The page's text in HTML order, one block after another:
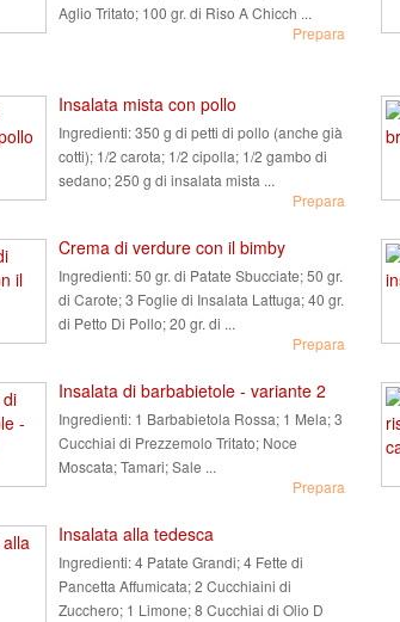
Aglio Tritato; 100 gr. di Riso A Chicch ...
Prepara
Insalata mista con pollo
Ingredienti:350 g di petti di pollo (anche già
cotti); 1/2 carota; 1/2 cipolla; 1/2 gambo di
sedano; 250 g di insalata mista ...
Prepara
Crema di verdure con il bimby
Ingredienti:50 gr. di Patate Sbucciate; 50 gr.
di Carote; 3 Foglie di Insalata Lattuga; 40 gr.
di Petto Di Pollo; 20 gr. di ...
Prepara
Insalata di barbabietole - variante 2
Ingredienti: 1 Barbabietola Rossa; 1 Mela; 3
Cucchiai di Prezzemolo Tritato; Noce
Moscata; Tamari; Sale ...
Prepara
Insalata alla tedesca
Ingredienti:4 Patate Grandi; 4 Fette di
Pancetta Affumicata; 2 Cucchiaini di
Zucchero; 1 Limone; 8 Cucchiai di Olio D